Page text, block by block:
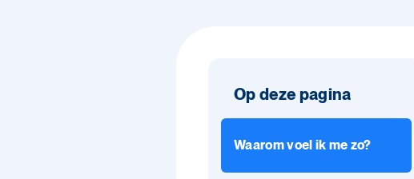
Op deze pagina
Waarom voel ik me zo?